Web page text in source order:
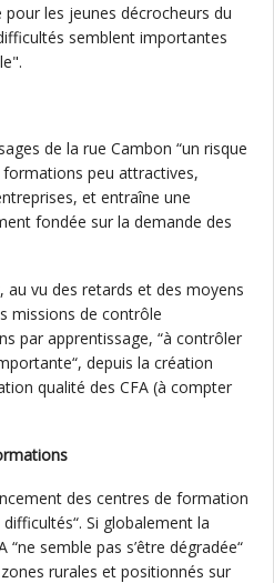
les jeunes décrocheurs du
semblent importantes
de la rue Cambon “un risque
peu attractives,
et entraîne une
fondée sur la demande des
vu des retards et des moyens
missions de contrôle
par apprentissage, “à contrôler
depuis la création
qualité des CFA (à compter
des centres de formation
Si globalement la
semble pas s’être dégradée“
rurales et positionnés sur